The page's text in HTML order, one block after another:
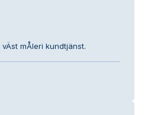
mÅleri kundtjänst.